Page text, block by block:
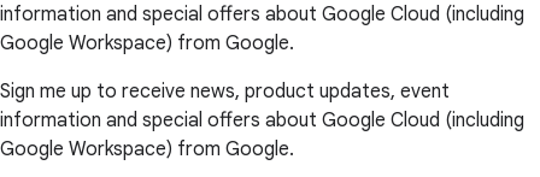
information and special offers about Google Cloud (including
Google Workspace) from Google.
Sign me up to receive news, product updates, event
information and special offers about Google Cloud (including
Google Workspace) from Google.